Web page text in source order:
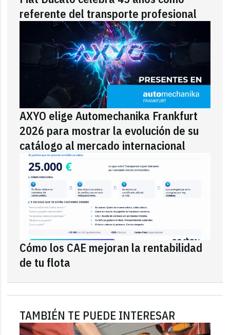
referente del transporte profesional
AXYO elige Automechanika Frankfurt
2026 para mostrar la evolución de su
catálogo al mercado internacional
Cómo los CAE mejoran la rentabilidad
de tu flota
TAMBIÉN TE PUEDE INTERESAR